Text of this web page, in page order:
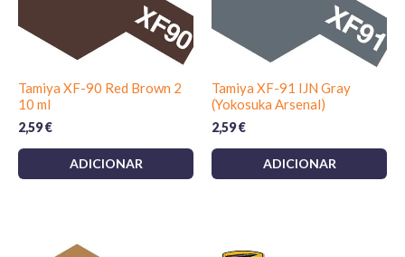
Tamiya XF-90 Red Brown 2
10 ml
2,59€
ADICIONAR
Tamiya XF-91 IJN Gray
(Yokosuka Arsenal)
2,59€
ADICIONAR